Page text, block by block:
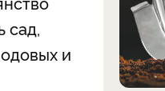
сад,
и